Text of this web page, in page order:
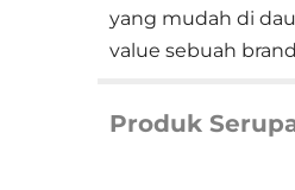
yang mudah di
value sebuah
Produk